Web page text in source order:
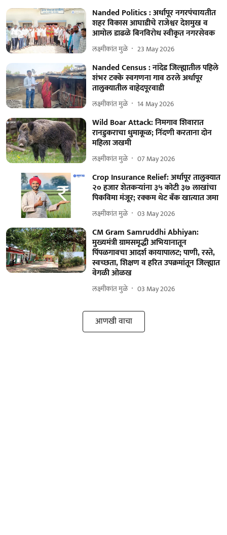
Nanded Politics : अर्धापूर नगरपंचायतीत
शहर विकास आघाडीचे राजेश्वर देशमुख व
आमोल डाढळे बिनविरोध स्वीकृत नगरसेवक
लक्ष्मीकांत मुळे 23 May 2026
Nanded Census : नांदेड जिल्ह्यातील पहिले
शंभर टक्के स्वगणना गाव ठरले अर्धापूर
तालुक्यातील वाहेदपूरवाडी
लक्ष्मीकांत मुळे 14 May 2026
Wild Boar Attack: निमगाव शिवारात
रानडुकराचा धुमाकूळ; निंदणी करताना दोन
महिला जखमी
लक्ष्मीकांत मुळे 07 May 2026
Crop Insurance Relief: अर्धापूर तालुक्यात
२० हजार शेतकऱ्यांना ३५ कोटी ३७ लाखांचा
पिकविमा मंजूर; रक्कम थेट बँक खात्यात जमा
लक्ष्मीकांत मुळे 03 May 2026
CM Gram Samruddhi Abhiyan:
मुख्यमंत्री ग्रामसमृद्धी अभियानातून
पिंपळगावचा आदर्श कायापालट; पाणी, रस्ते,
स्वच्छता, शिक्षण व हरित उपक्रमांतून जिल्ह्यात
वेगळी ओळख
लक्ष्मीकांत मुळे 03 May 2026
आणखी वाचा